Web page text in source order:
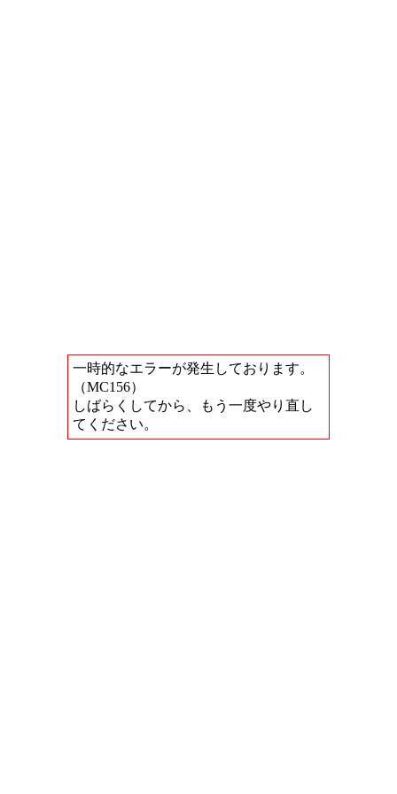
一時的なエラーが発生しております。
（MC156）
しばらくしてから、もう一度やり直し
てください。